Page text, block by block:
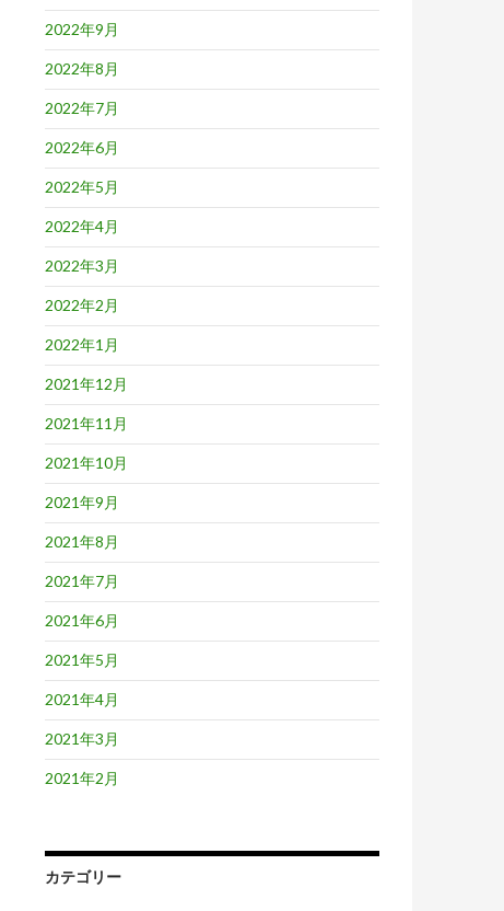
2022年9月
2022年8月
2022年7月
2022年6月
2022年5月
2022年4月
2022年3月
2022年2月
2022年1月
2021年12月
2021年11月
2021年10月
2021年9月
2021年8月
2021年7月
2021年6月
2021年5月
2021年4月
2021年3月
2021年2月
カテゴリー